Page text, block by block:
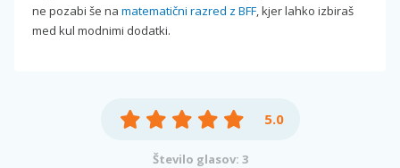
ne pozabi še na matematični razred z BFF, kjer lahko izbiraš
med kul modnimi dodatki.
5.0
Število glasov: 3